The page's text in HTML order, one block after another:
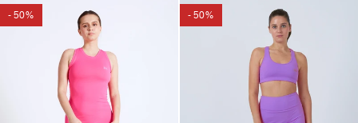
- 50% - 50%